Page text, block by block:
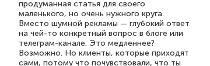
продуманная статья для своего
маленького, но очень нужного круга.
Вместо шумной рекламы — глубокий ответ
на чей-то конкретный вопрос в блоге или
телеграм-канале. Это медленнее?
Возможно. Но клиенты, которые приходят
сами, потому что почувствовали, что ты